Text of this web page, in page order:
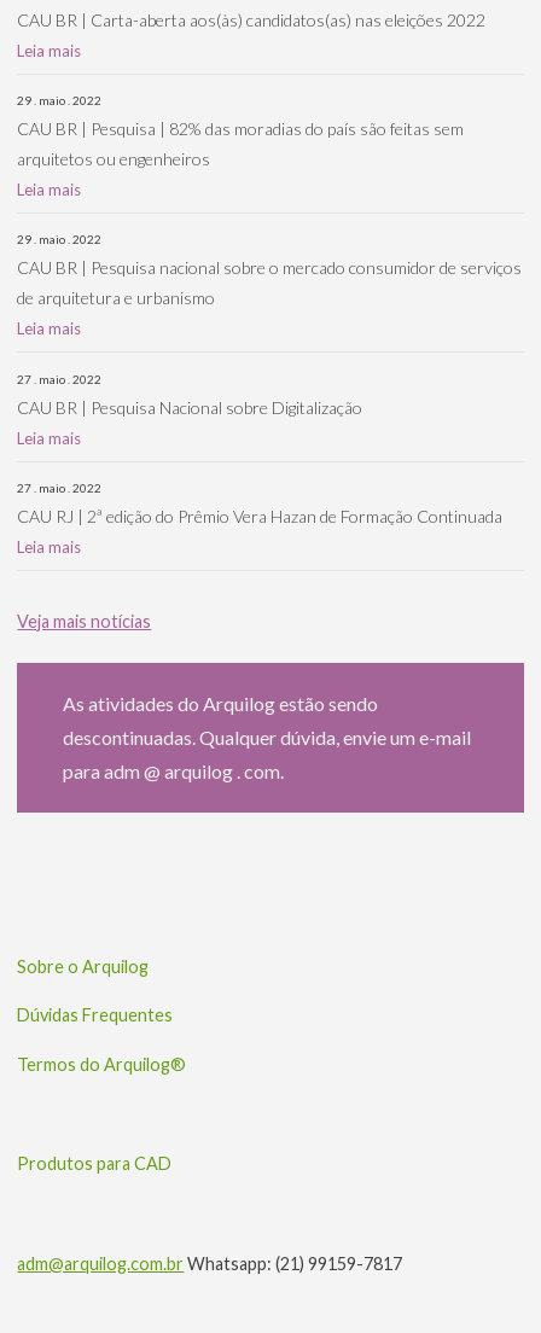
CAU BR | Carta-aberta aos(às) candidatos(as) nas eleições 2022
Leia mais
29 . maio . 2022
CAU BR | Pesquisa | 82% das moradias do país são feitas sem
arquitetos ou engenheiros
Leia mais
29 . maio . 2022
CAU BR | Pesquisa nacional sobre o mercado consumidor de serviços
de arquitetura e urbanismo
Leia mais
27 . maio . 2022
CAU BR | Pesquisa Nacional sobre Digitalização
Leia mais
27 . maio . 2022
CAU RJ | 2ª edição do Prêmio Vera Hazan de Formação Continuada
Leia mais
Veja mais notícias
As atividades do Arquilog estão sendo
descontinuadas. Qualquer dúvida, envie um e-mail
para adm @ arquilog . com.
Sobre o Arquilog
Dúvidas Frequentes
Termos do Arquilog®
Produtos para CAD
adm@arquilog.com.brWhatsapp: (21) 99159-7817